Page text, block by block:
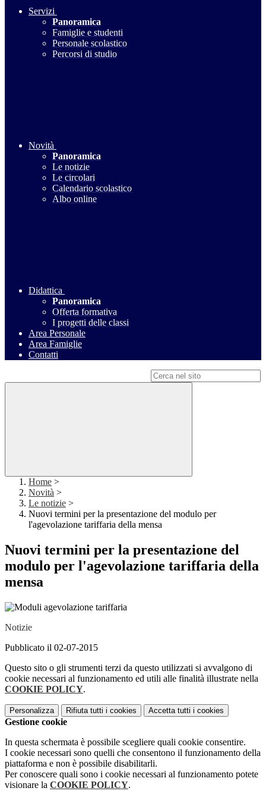
Servizi
Panoramica
Famiglie e studenti
Personale scolastico
Percorsi di studio
Novità
Panoramica
Le notizie
Le circolari
Calendario scolastico
Albo online
Didattica
Panoramica
Offerta formativa
I progetti delle classi
Area Personale
Area Famiglie
Contatti
Home >
Novità >
Le notizie >
Nuovi termini per la presentazione del modulo per
l'agevolazione tariffaria della mensa
Nuovi termini per la presentazione del
modulo per l'agevolazione tariffaria della
mensa
Notizie
Pubblicato il 02-07-2015
Questo sito o gli strumenti terzi da questo utilizzati si avvalgono di
cookie necessari al funzionamento ed utili alle finalità illustrate nella
COOKIE POLICY.
Personalizza Rifiuta tutti i cookies Accetta tutti i cookies
Gestione cookie
In questa schermata è possibile scegliere quali cookie consentire.
I cookie necessari sono quelli che consentono il funzionamento della
piattaforma e non è possibile disabilitarli.
Per conoscere quali sono i cookie necessari al funzionamento potete
visionare la COOKIE POLICY.